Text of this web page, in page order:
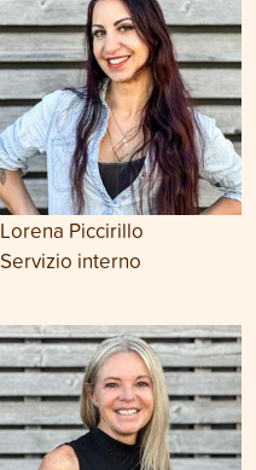
Lorena Piccirillo
Servizio interno